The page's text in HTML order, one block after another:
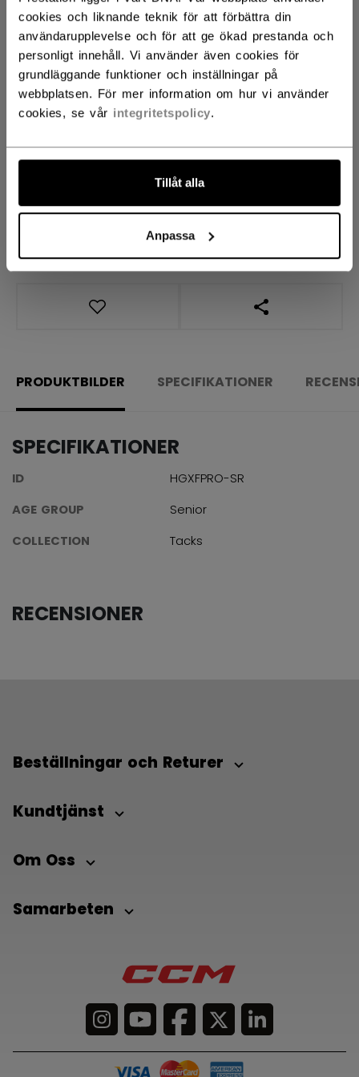
cookies och liknande teknik för att förbättra din
användarupplevelse och för att ge ökad prestanda och
personligt innehåll. Vi använder även cookies för
grundläggande funktioner och inställningar på
webbplatsen. För mer information om hur vi använder
cookies, se vår integritetspolicy.
Tillåt alla
Anpassa
13not.available
14not.available
15not.available
ANTAL
LÄGG I VARUKORG
Fria returer
ÖPPNA
PRODUKTBILDER SPECIFIKATIONER
SPECIFIKATIONER
ID
HGXFPRO-SR
AGE GROUP
Senior
COLLECTION
Tacks
RECENSIONER
Beställningar och Returer
Kundtjänst
Om Oss
Samarbeten